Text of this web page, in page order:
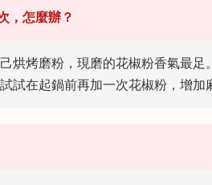
，怎麼辦？
烘烤磨粉，現磨的花椒粉香氣最足
試在起鍋前再加一次花椒粉，增加